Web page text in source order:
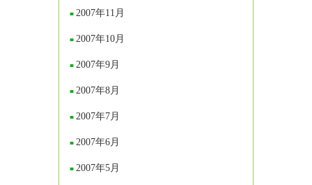
2007年11月
2007年10月
2007年9月
2007年8月
2007年7月
2007年6月
2007年5月